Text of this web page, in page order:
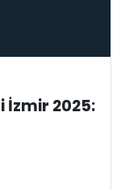
İzmir 2025: